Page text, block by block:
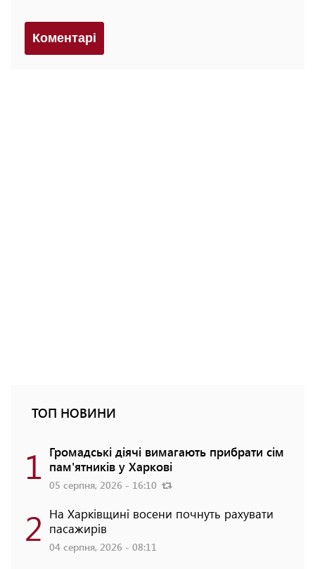
Коментарi
ТОП НОВИНИ
1 Громадські діячі вимагають прибрати сім
пам'ятників у Харкові
05 серпня, 2026 - 16:10
2 На Харківщині восени почнуть рахувати
пасажирів
04 серпня, 2026 - 08:11